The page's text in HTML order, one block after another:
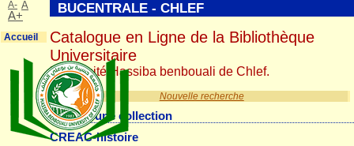
Nouvelle recherche
Détail d'une collection
CREAC-histoire
BUCENTRALE - CHLEF
Catalogue en Ligne de la Bibliothèque
Universitaire
Université Hassiba benbouali de Chlef.
A- A
A+
Accueil